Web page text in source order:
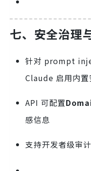
七、安全治理
针对 prompt
Claude 启用内置
API 可配置
感信息
支持开发者级审